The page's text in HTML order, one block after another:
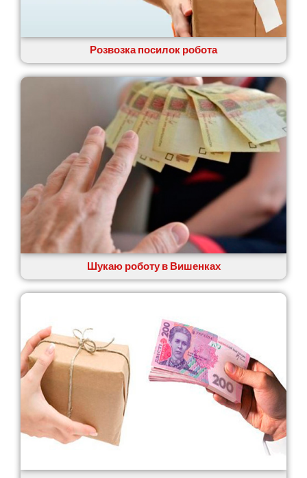
Софіївська Борщагівка
Солоницівка
Старокостянтинів
Старі Петрівці
Стебник
Світловодськ
Святопетрівське
Тальне
Тарасівка
Тернопіль
Тернівка
Трускавець
Тульчин
Українка
Умань
Васильків
Великі Лази
Великий Омеляник
Верхнедніпровськ
Вільнянськ
Вінниця
Винники
Вишенки
Розвозка посилок робота
Шукаю роботу в Вишенках